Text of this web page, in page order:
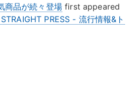
商品が続々登場first appeared
PRESS - 流行情報&ト